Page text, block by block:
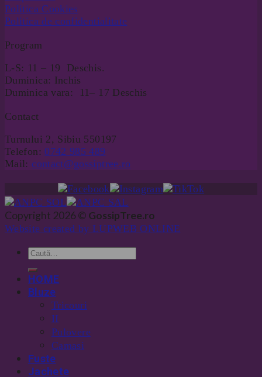
Politica Cookies
Politica de confidentialitate
Program
L-S: 11 – 19 Deschis.
Duminica: Inchis
Duminica vara: 11– 17 Deschis
Contact
Turnului 2, Sibiu 550197
Telefon: 0742 985 489
Mail: contact@gossiptree.ro
Copyright 2026 © GossipTree.ro
Website created by LUPWEB ONLINE
HOME
Bluze
Tricouri
II
Pulovere
Camasi
Fuste
Jachete